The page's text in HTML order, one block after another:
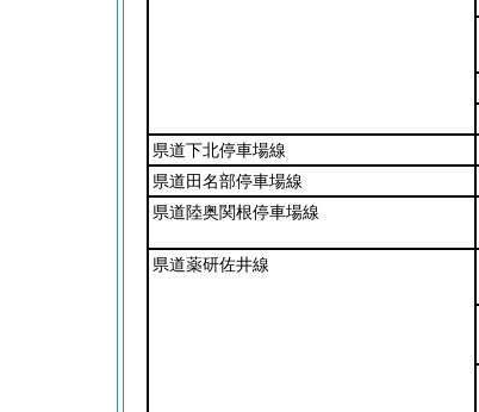
県道下北停車場線
県道田名部停車場線
県道陸奥関根停車場線
県道薬研佐井線